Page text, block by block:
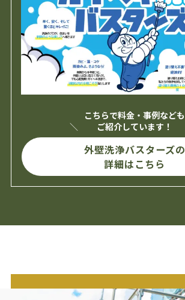
こちらで料金・事例なども
ご紹介しています！
外壁洗浄バスターズの
詳細はこちら